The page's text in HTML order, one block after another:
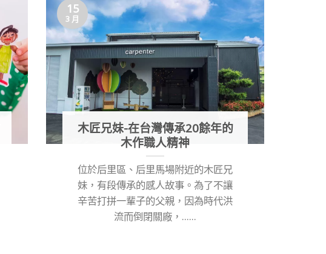
木匠兄妹-在台灣傳承20餘年的
木作職人精神
位於后里區、后里馬場附近的木匠兄
妹，有段傳承的感人故事。為了不讓
辛苦打拼一輩子的父親，因為時代洪
流而倒閉關廠，......
15
3 月